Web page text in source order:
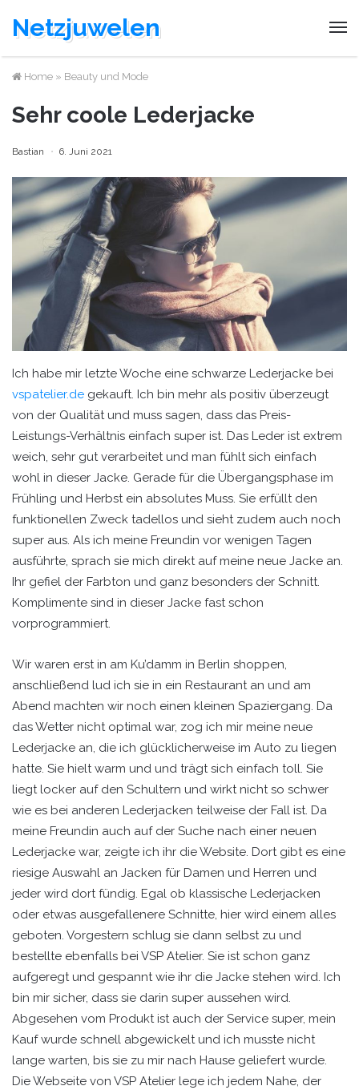
Netzjuwelen
Home » Beauty und Mode
Sehr coole Lederjacke
Bastian 6. Juni 2021
Ich habe mir letzte Woche eine schwarze Lederjacke bei
vspatelier.de gekauft. Ich bin mehr als positiv überzeugt
von der Qualität und muss sagen, dass das Preis-
Leistungs-Verhältnis einfach super ist. Das Leder ist extrem
weich, sehr gut verarbeitet und man fühlt sich einfach
wohl in dieser Jacke. Gerade für die Übergangsphase im
Frühling und Herbst ein absolutes Muss. Sie erfüllt den
funktionellen Zweck tadellos und sieht zudem auch noch
super aus. Als ich meine Freundin vor wenigen Tagen
ausführte, sprach sie mich direkt auf meine neue Jacke an.
Ihr gefiel der Farbton und ganz besonders der Schnitt.
Komplimente sind in dieser Jacke fast schon
vorprogrammiert.
Wir waren erst in am Ku’damm in Berlin shoppen,
anschließend lud ich sie in ein Restaurant an und am
Abend machten wir noch einen kleinen Spaziergang. Da
das Wetter nicht optimal war, zog ich mir meine neue
Lederjacke an, die ich glücklicherweise im Auto zu liegen
hatte. Sie hielt warm und und trägt sich einfach toll. Sie
liegt locker auf den Schultern und wirkt nicht so schwer
wie es bei anderen Lederjacken teilweise der Fall ist. Da
meine Freundin auch auf der Suche nach einer neuen
Lederjacke war, zeigte ich ihr die Website. Dort gibt es eine
riesige Auswahl an Jacken für Damen und Herren und
jeder wird dort fündig. Egal ob klassische Lederjacken
oder etwas ausgefallenere Schnitte, hier wird einem alles
geboten. Vorgestern schlug sie dann selbst zu und
bestellte ebenfalls bei VSP Atelier. Sie ist schon ganz
aufgeregt und gespannt wie ihr die Jacke stehen wird. Ich
bin mir sicher, dass sie darin super aussehen wird.
Abgesehen vom Produkt ist auch der Service super, mein
Kauf wurde schnell abgewickelt und ich musste nicht
lange warten, bis sie zu mir nach Hause geliefert wurde.
Die Webseite von VSP Atelier lege ich jedem Nahe, der